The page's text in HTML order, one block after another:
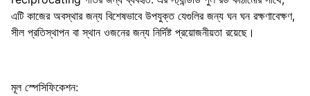
এটি কাজের অবস্থার জন্য বিশেষভাবে উপযুক্ত যেগুলির জন্য ঘন ঘন রক্ষণাবেক্ষণ,
সীল প্রতিস্থাপন বা স্থান ওজনের জন্য নির্দিষ্ট প্রয়োজনীয়তা রয়েছে।
মূল স্পেসিফিকেশন: